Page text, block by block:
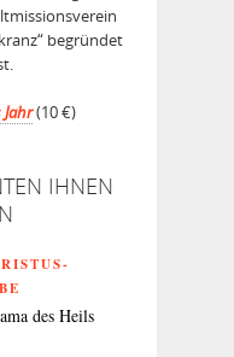
be­gründet
ist.
(10 €)
IHNEN
des Heils